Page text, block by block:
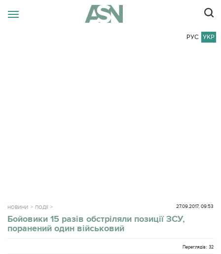
РУС УКР
НОВИНИ ПОДІЇ 27.09.2017, 09:53
Бойовики 15 разів обстріляли позиції ЗСУ,
поранений один військовий
Переглядів: 32